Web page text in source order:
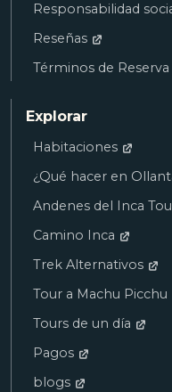
Responsabilidad
Reseñas
Términos de Reserva
Explorar
Habitaciones
¿Qué hacer en
Andenes del Inca
Camino Inca
Trek Alternativos
Tour a Machu Picchu
Tours de un día
Pagos
blogs